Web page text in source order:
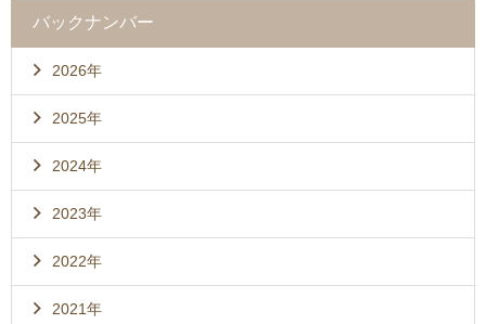
バックナンバー
2026年
2025年
2024年
2023年
2022年
2021年